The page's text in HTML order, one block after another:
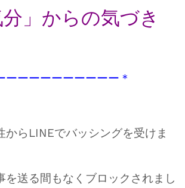
分」からの気づき
ーーーーーーーーーー＊
からLINEでバッシングを受けま
を送る間もなくブロックされまし